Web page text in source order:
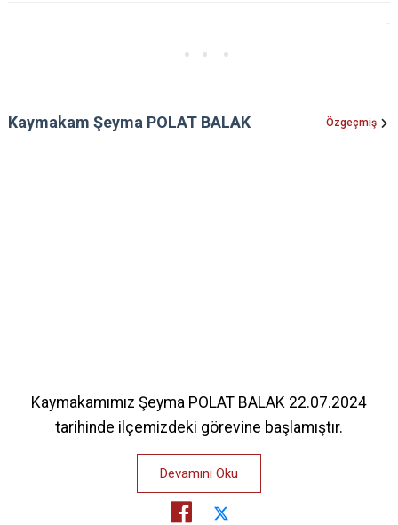
Kaymakam Şeyma POLAT BALAK Özgeçmiş
Kaymakamımız Şeyma POLAT BALAK 22.07.2024
tarihinde ilçemizdeki görevine başlamıştır.
Devamını Oku